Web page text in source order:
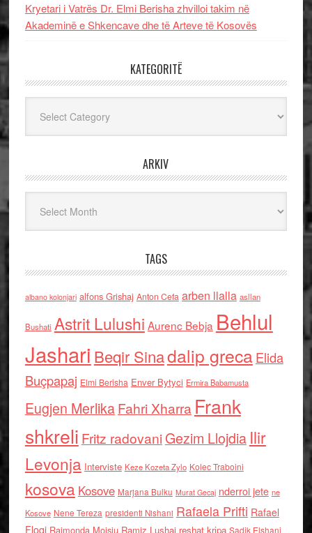
Kryetari i Vatrës Dr. Elmi Berisha zhvilloi takim në
Akademinë e Shkencave dhe të Arteve të Kosovës
KATEGORITË
ARKIV
TAGS
albano kolonjari alfons Grishaj Anton Cefa arben llalla asllan
Bushati Astrit Lulushi Aurenc Bebja Behlul
Jashari Beqir Sinadalip grecaElida
Buçpapaj Elmi Berisha Enver Bytyci Ermira Babamusta
Eugjen MerlikaFahri Xharra Frank
shkreli Fritz radovaniGezim Llojdia Ilir
Levonja Interviste Keze Kozeta Zylo Kolec Traboini
kosova Kosove Marjana Bulku Murat Gecaj nderroi jete ne
Kosove Nene Tereza presidenti Nishani Rafaela Prifti Rafael
Floqi Raimonda Moisiu Ramiz Lushaj reshat kripa Sadik Elshani